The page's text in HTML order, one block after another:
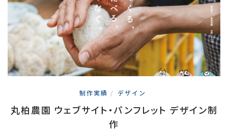
制作実績 / デザイン
丸柏農園 ウェブサイト・パンフレット デザイン制
作